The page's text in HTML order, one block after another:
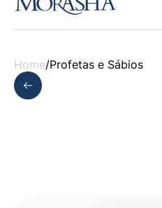
Home/Profetas e Sábios